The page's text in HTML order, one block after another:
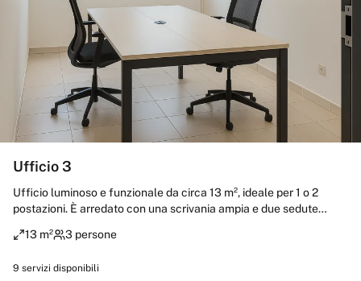
Ufficio 3
Ufficio luminoso e funzionale da circa 13 m², ideale per 1 o 2
postazioni. È arredato con una scrivania ampia e due sedute
personalizzabile. Dispone di due finestre che garantiscono luce
lineare a soffitto; sul lato destro è presente un’ampia parete
13 m² 3 persone
9 servizi disponibili